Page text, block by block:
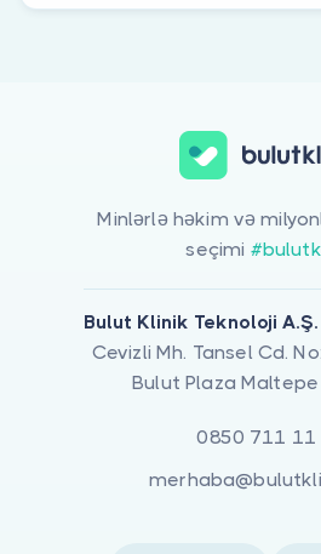
Minlərlə həkim və
seçimi
Bulut Klinik Teknoloji A.Ş.
Cevizli Mh. Tansel Cd.
Bulut Plaza
0850 711 11